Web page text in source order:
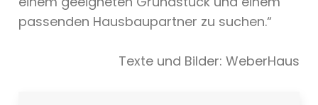
passenden Hausbaupartner zu suchen.“
Texte und Bilder: WeberHaus